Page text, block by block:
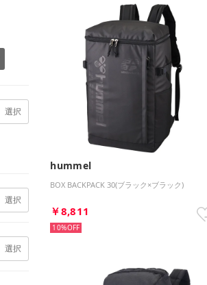
選択
選択
選択
hummel
BOX BACKPACK 30(ブラック×ブラック)
￥8,811
10%